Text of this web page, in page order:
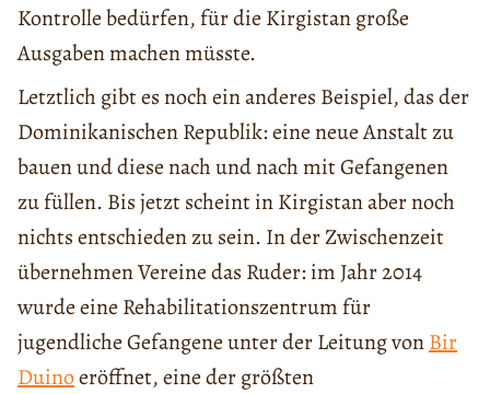
Kontrolle bedürfen, für die Kirgistan große
Ausgaben machen müsste.
Letztlich gibt es noch ein anderes Beispiel, das der
Dominikanischen Republik: eine neue Anstalt zu
bauen und diese nach und nach mit Gefangenen
zu füllen. Bis jetzt scheint in Kirgistan aber noch
nichts entschieden zu sein. In der Zwischenzeit
übernehmen Vereine das Ruder: im Jahr 2014
wurde eine Rehabilitationszentrum für
jugendliche Gefangene unter der Leitung vonBir
Duinoeröffnet, eine der größten